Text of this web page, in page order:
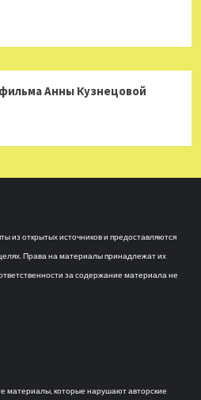
Анны Кузнецовой
из открытых источников и предоставляются
Права на материалы принадлежат их
за содержание материала не
материалы, которые нарушают авторские